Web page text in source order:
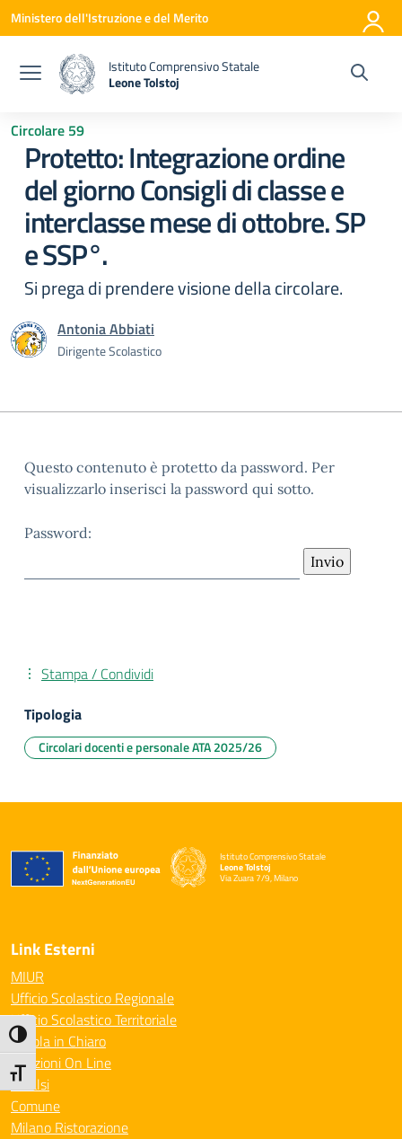
Attiva/disattiva alto contrasto
Attiva/disattiva dimensione testo
Vai ai contenuti
Vai al menu di navigazione
Vai al footer
Ministero dell'Istruzione e del Merito
Istituto Comprensivo Statale
Leone Tolstoj
Circolare 59
Protetto: Integrazione ordine
del giorno Consigli di classe e
interclasse mese di ottobre. SP
e SSP°.
Si prega di prendere visione della circolare.
Antonia Abbiati
Dirigente Scolastico
Questo contenuto è protetto da password. Per
visualizzarlo inserisci la password qui sotto.
Password:
Stampa / Condividi
Tipologia
Circolari docenti e personale ATA 2025/26
Istituto Comprensivo Statale
Leone Tolstoj
Via Zuara 7/9, Milano
— Visita la pagina iniziale della scuola
Link Esterni
MIUR
Ufficio Scolastico Regionale
Ufficio Scolastico Territoriale
Scuola in Chiaro
Iscrizioni On Line
Invalsi
Comune
Milano Ristorazione